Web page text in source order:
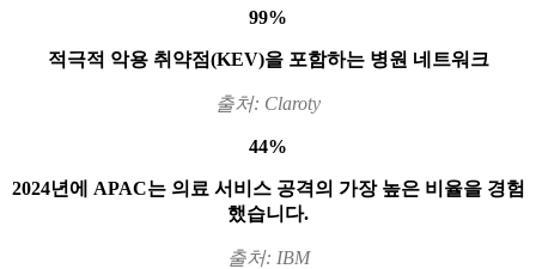
99%
적극적 악용 취약점(KEV)을 포함하는 병원 네트워크
출처: Claroty
44%
2024년에 APAC는 의료 서비스 공격의 가장 높은 비율을 경험
했습니다.
출처: IBM